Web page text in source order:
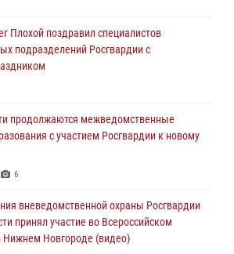
Плохой поздравил специалистов
подразделений Росгвардии с
продолжаются межведомственные
с участием Росгвардии к новому
6
вневедомственной охраны Росгвардии
принял участие во Всероссийском
Нижнем Новгороде (видео)